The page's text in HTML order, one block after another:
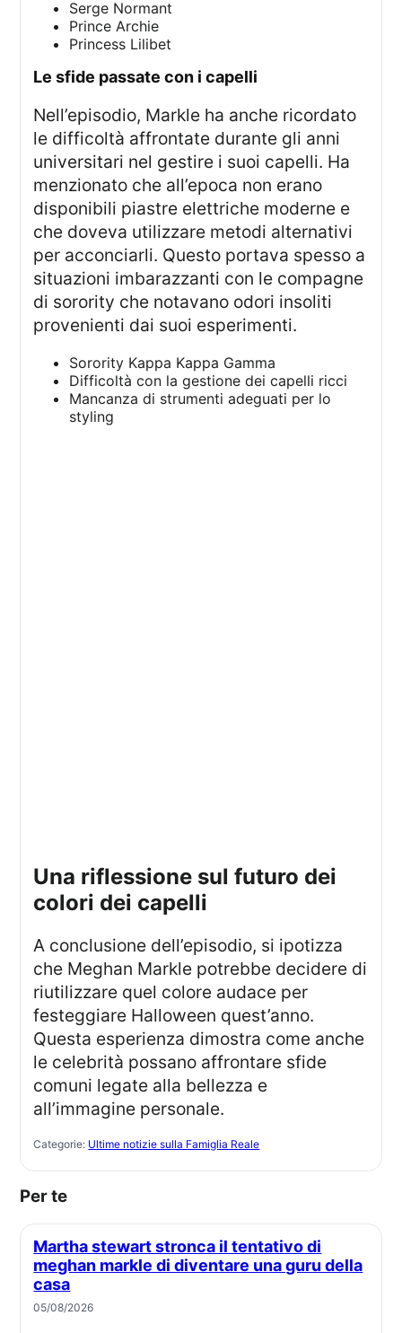
Serge Normant
Prince Archie
Princess Lilibet
le sfide passate con i capelli
Nell’episodio, Markle ha anche ricordato
le difficoltà affrontate durante gli anni
universitari nel gestire i suoi capelli. Ha
menzionato che all’epoca non erano
disponibili piastre elettriche moderne e
che doveva utilizzare metodi alternativi
per acconciarli. Questo portava spesso a
situazioni imbarazzanti con le compagne
di sorority che notavano odori insoliti
provenienti dai suoi esperimenti.
Sorority Kappa Kappa Gamma
Difficoltà con la gestione dei capelli ricci
Mancanza di strumenti adeguati per lo
styling
una riflessione sul futuro dei
colori dei capelli
A conclusione dell’episodio, si ipotizza
che Meghan Markle potrebbe decidere di
riutilizzare quel colore audace per
festeggiare Halloween quest’anno.
Questa esperienza dimostra come anche
le celebrità possano affrontare sfide
comuni legate alla bellezza e
all’immagine personale.
Categorie: Ultime notizie sulla Famiglia Reale
Per te
Martha stewart stronca il tentativo di
meghan markle di diventare una guru della
casa
05/08/2026